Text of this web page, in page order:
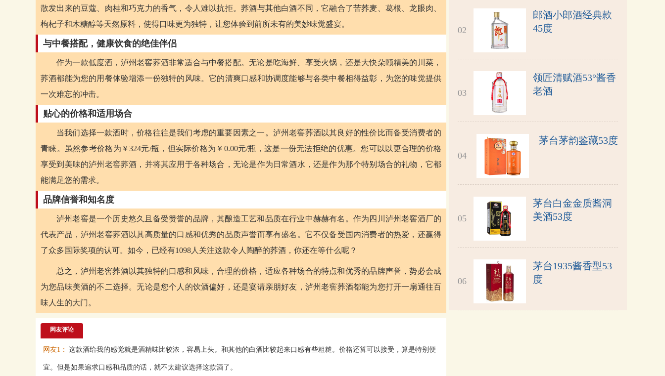
散发出来的豆蔻、肉桂和巧克力的香气，令人难以抗拒。荞酒与其他白酒不同，它融合了苦荞麦、葛根、龙眼肉、
枸杞子和木糖醇等天然原料，使得口味更为独特，让您体验到前所未有的美妙味觉盛宴。
与中餐搭配，健康饮食的绝佳伴侣
作为一款低度酒，泸州老窖荞酒非常适合与中餐搭配。无论是吃海鲜、享受火锅，还是大快朵颐精美的川菜，
荞酒都能为您的用餐体验增添一份独特的风味。它的清爽口感和协调度能够与各类中餐相得益彰，为您的味觉提供
一次难忘的冲击。
贴心的价格和适用场合
当我们选择一款酒时，价格往往是我们考虑的重要因素之一。泸州老窖荞酒以其良好的性价比而备受消费者的
青睐。虽然参考价格为￥324元/瓶，但实际价格为￥0.00元/瓶，这是一份无法拒绝的优惠。您可以以更合理的价格
享受到美味的泸州老窖荞酒，并将其应用于各种场合，无论是作为日常酒水，还是作为那个特别场合的礼物，它都
能满足您的需求。
品牌信誉和知名度
泸州老窖是一个历史悠久且备受赞誉的品牌，其酿造工艺和品质在行业中赫赫有名。作为四川泸州老窖酒厂的
代表产品，泸州老窖荞酒以其高质量的口感和优秀的品质声誉而享有盛名。它不仅备受国内消费者的热爱，还赢得
了众多国际奖项的认可。如今，已经有1098人关注这款令人陶醉的荞酒，你还在等什么呢？
总之，泸州老窖荞酒以其独特的口感和风味，合理的价格，适应各种场合的特点和优秀的品牌声誉，势必会成
为您品味美酒的不二选择。无论是您个人的饮酒偏好，还是宴请亲朋好友，泸州老窖荞酒都能为您打开一扇通往百
味人生的大门。
网友评论
网友1： 这款酒给我的感觉就是酒精味比较浓，容易上头。和其他的白酒比较起来口感有些粗糙。价格还算可以接受，算是特别便
宜。但是如果追求口感和品质的话，就不太建议选择这款酒了。
02
郎酒小郎酒经典款
45度
03
领匠清赋酒53°酱香
老酒
04
茅台茅韵鉴藏53度
05
茅台白金金质酱洞
美酒53度
06
茅台1935酱香型53
度